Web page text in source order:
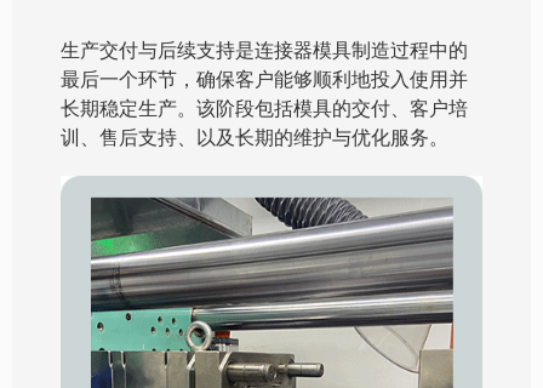
生产交付与后续支持是连接器模具制造过程中的
最后一个环节，确保客户能够顺利地投入使用并
长期稳定生产。该阶段包括模具的交付、客户培
训、售后支持、以及长期的维护与优化服务。